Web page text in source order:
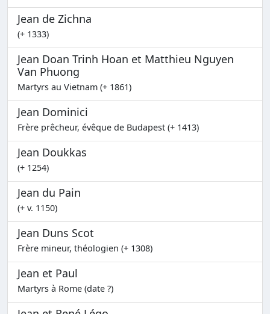
Jean de Zichna
(+ 1333)
Jean Doan Trinh Hoan et Matthieu Nguyen
Van Phuong
Martyrs au Vietnam (+ 1861)
Jean Dominici
Frère prêcheur, évêque de Budapest (+ 1413)
Jean Doukkas
(+ 1254)
Jean du Pain
(+ v. 1150)
Jean Duns Scot
Frère mineur, théologien (+ 1308)
Jean et Paul
Martyrs à Rome (date ?)